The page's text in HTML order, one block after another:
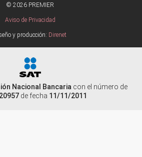
© 2026 PREMIER
Aviso de Privacidad
y producción: Direnet
Nacional Bancaria con el número de
20957 de fecha 11/11/2011